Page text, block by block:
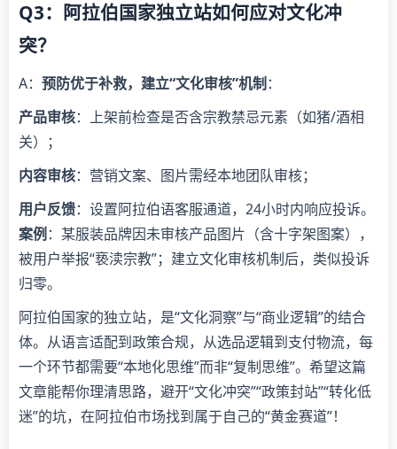
Q3：阿拉伯国家独立站如何应对文化冲
突？
A： 预防优于补救，建立“文化审核”机制 ：
产品审核：上架前检查是否含宗教禁忌元素（如猪/酒相
关）；
内容审核：营销文案、图片需经本地团队审核；
用户反馈：设置阿拉伯语客服通道，24小时内响应投诉。
案例 ：某服装品牌因未审核产品图片（含十字架图案），
被用户举报“亵渎宗教”；建立文化审核机制后，类似投诉
归零。
阿拉伯国家的独立站，是“文化洞察”与“商业逻辑”的结合
体。从语言适配到政策合规，从选品逻辑到支付物流，每
一个环节都需要“本地化思维”而非“复制思维”。希望这篇
文章能帮你理清思路，避开“文化冲突”“政策封站”“转化低
迷”的坑，在阿拉伯市场找到属于自己的“黄金赛道”！